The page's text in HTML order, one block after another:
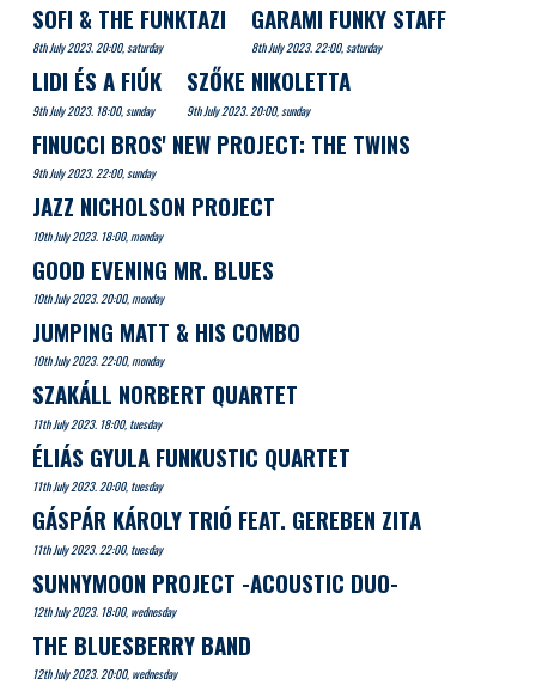
SOFI & THE FUNKTAZI
8th July 2023. 20:00, saturday
GARAMI FUNKY STAFF
8th July 2023. 22:00, saturday
LIDI ÉS A FIÚK
9th July 2023. 18:00, sunday
SZŐKE NIKOLETTA
9th July 2023. 20:00, sunday
FINUCCI BROS' NEW PROJECT: THE TWINS
9th July 2023. 22:00, sunday
JAZZ NICHOLSON PROJECT
10th July 2023. 18:00, monday
GOOD EVENING MR. BLUES
10th July 2023. 20:00, monday
JUMPING MATT & HIS COMBO
10th July 2023. 22:00, monday
SZAKÁLL NORBERT QUARTET
11th July 2023. 18:00, tuesday
ÉLIÁS GYULA FUNKUSTIC QUARTET
11th July 2023. 20:00, tuesday
GÁSPÁR KÁROLY TRIÓ FEAT. GEREBEN ZITA
11th July 2023. 22:00, tuesday
SUNNYMOON PROJECT -ACOUSTIC DUO-
12th July 2023. 18:00, wednesday
THE BLUESBERRY BAND
12th July 2023. 20:00, wednesday